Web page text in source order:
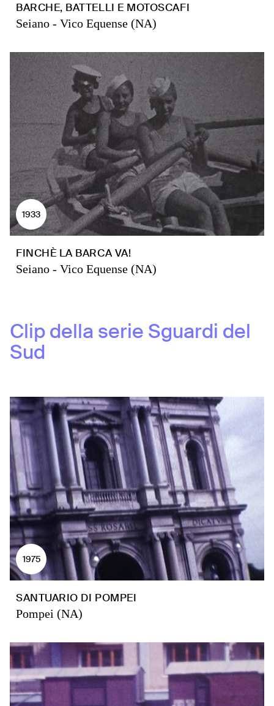
BARCHE, BATTELLI E MOTOSCAFI
Seiano - Vico Equense (NA)
1933
FINCHÈ LA BARCA VA!
Seiano - Vico Equense (NA)
Clip della serie Sguardi del
Sud
1975
SANTUARIO DI POMPEI
Pompei (NA)